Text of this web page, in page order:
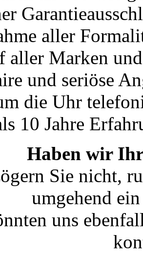
aller
aller Marken
und seriöse
die Uhr
10 Jahre
Haben wir Ihr
Sie nicht,
umgehend
uns